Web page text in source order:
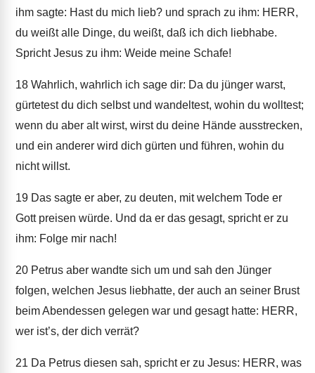
ihm sagte: Hast du mich lieb? und sprach zu ihm: HERR,
du weißt alle Dinge, du weißt, daß ich dich liebhabe.
Spricht Jesus zu ihm: Weide meine Schafe!
18 Wahrlich, wahrlich ich sage dir: Da du jünger warst,
gürtetest du dich selbst und wandeltest, wohin du wolltest;
wenn du aber alt wirst, wirst du deine Hände ausstrecken,
und ein anderer wird dich gürten und führen, wohin du
nicht willst.
19 Das sagte er aber, zu deuten, mit welchem Tode er
Gott preisen würde. Und da er das gesagt, spricht er zu
ihm: Folge mir nach!
20 Petrus aber wandte sich um und sah den Jünger
folgen, welchen Jesus liebhatte, der auch an seiner Brust
beim Abendessen gelegen war und gesagt hatte: HERR,
wer ist’s, der dich verrät?
21 Da Petrus diesen sah, spricht er zu Jesus: HERR, was